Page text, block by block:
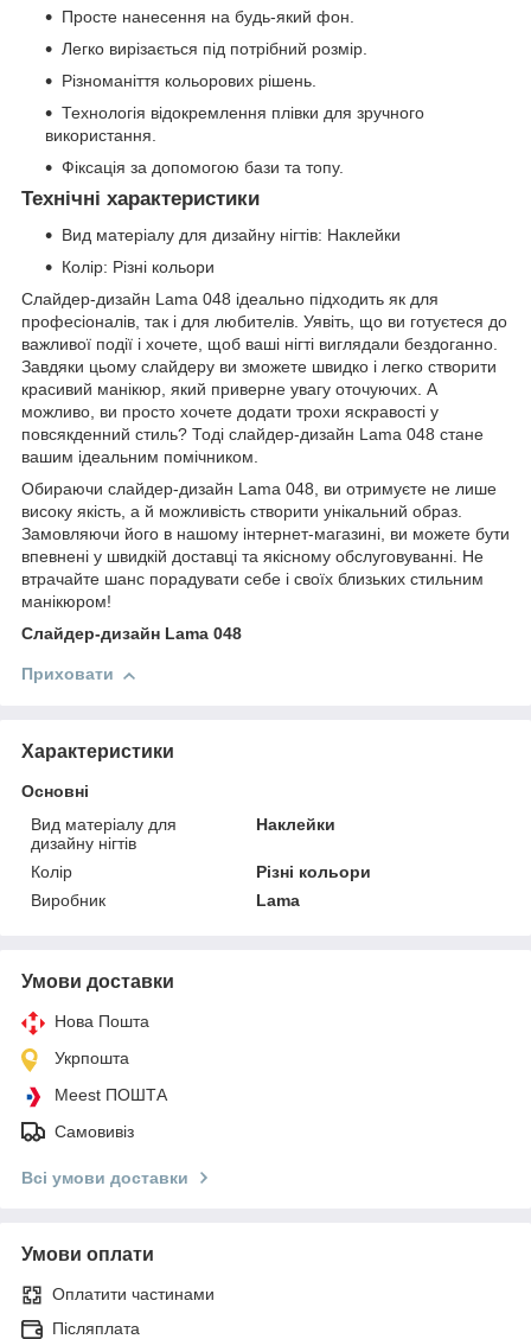
Просте нанесення на будь-який фон.
Легко вирізається під потрібний розмір.
Різноманіття кольорових рішень.
Технологія відокремлення плівки для зручного
використання.
Фіксація за допомогою бази та топу.
Технічні характеристики
Вид матеріалу для дизайну нігтів: Наклейки
Колір: Різні кольори
Слайдер-дизайн Lama 048 ідеально підходить як для
професіоналів, так і для любителів. Уявіть, що ви готуєтеся до
важливої події і хочете, щоб ваші нігті виглядали бездоганно.
Завдяки цьому слайдеру ви зможете швидко і легко створити
красивий манікюр, який приверне увагу оточуючих. А
можливо, ви просто хочете додати трохи яскравості у
повсякденний стиль? Тоді слайдер-дизайн Lama 048 стане
вашим ідеальним помічником.
Обираючи слайдер-дизайн Lama 048, ви отримуєте не лише
високу якість, а й можливість створити унікальний образ.
Замовляючи його в нашому інтернет-магазині, ви можете бути
впевнені у швидкій доставці та якісному обслуговуванні. Не
втрачайте шанс порадувати себе і своїх близьких стильним
манікюром!
Слайдер-дизайн Lama 048
Приховати
Характеристики
Основні
Вид матеріалу для
дизайну нігтів
Наклейки
Колір
Різні кольори
Виробник
Lama
Умови доставки
Нова Пошта
Укрпошта
Meest ПОШТА
Самовивіз
Всі умови доставки
Умови оплати
Оплатити частинами
Післяплата